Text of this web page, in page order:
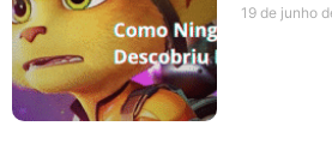
19 de junho